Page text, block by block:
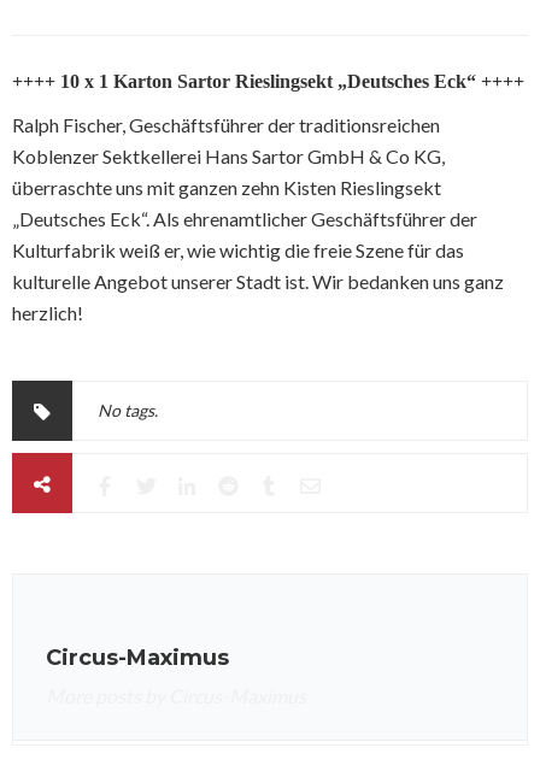
++++ 10 x 1 Karton Sartor Rieslingsekt „Deutsches Eck“ ++++
Ralph Fischer, Geschäftsführer der traditionsreichen
Koblenzer Sektkellerei Hans Sartor GmbH & Co KG,
überraschte uns mit ganzen zehn Kisten Rieslingsekt
„Deutsches Eck“. Als ehrenamtlicher Geschäftsführer der
Kulturfabrik weiß er, wie wichtig die freie Szene für das
kulturelle Angebot unserer Stadt ist. Wir bedanken uns ganz
herzlich!
No tags.
Circus-Maximus